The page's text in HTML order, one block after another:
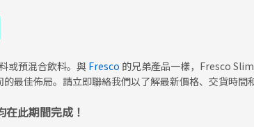
或預混合飲料。與 Fresco 的兄弟產品一樣，Fresco
最佳佈局。請立即聯絡我們以了解最新價格、交貨時間
此期間完成！